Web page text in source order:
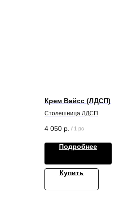
Крем Вайсс (ЛДСП)
Столешница ЛДСП
4 050 р. / 1 pc
Подробнее
Купить